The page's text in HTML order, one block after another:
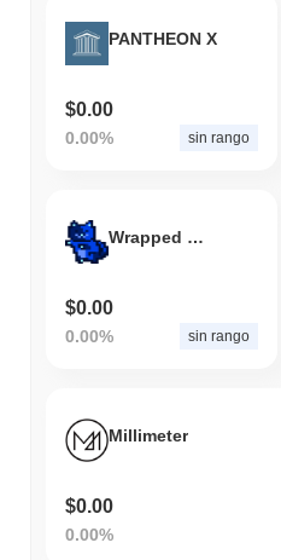
PANTHEON X
$0.00
0.00% sin rango
Wrapped Moon Cats
$0.00
0.00% sin rango
Millimeter
$0.00
0.00%